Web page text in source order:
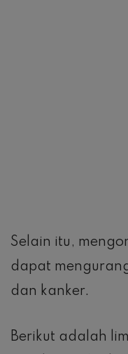
Selain itu,
dapat
dan kanker.
Berikut adalah